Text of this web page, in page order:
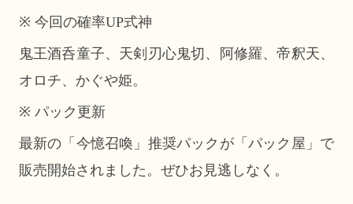
※ 今回の確率UP式神
鬼王酒呑童子、天剣刃心鬼切、阿修羅、帝釈天、
オロチ、かぐや姫。
※ パック更新
最新の「今憶召喚」推奨パックが「パック屋」で
販売開始されました。ぜひお見逃しなく。